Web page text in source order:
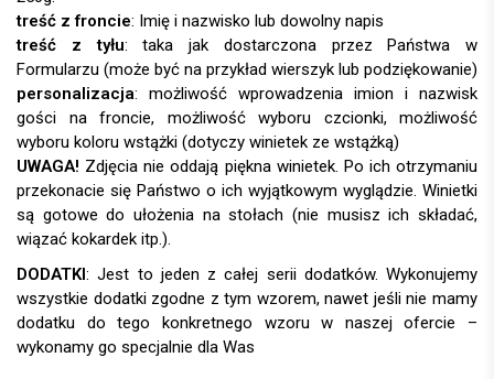
treść z froncie: Imię i nazwisko lub dowolny napis
treść z tyłu: taka jak dostarczona przez Państwa w
Formularzu (może być na przykład wierszyk lub podziękowanie)
personalizacja:
UWAGA!
DODATKI: